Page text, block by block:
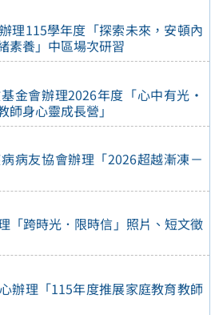
理115學年度「探索未來，安頓內
素養」中區場次研習
金會辦理2026年度「心中有光・
身心靈成長營」
病友協會辦理「2026超越漸凍－
「跨時光．限時信」照片、短文徵
辦理「115年度推展家庭教育教師